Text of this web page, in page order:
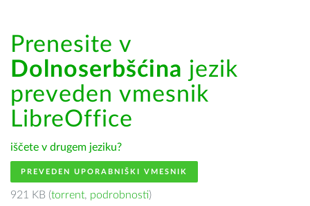
Prenesite v
Dolnoserbšćina jezik
preveden vmesnik
LibreOffice
iščete v drugem jeziku?
PREVEDEN UPORABNIŠKI VMESNIK
921 KB (torrent, podrobnosti)